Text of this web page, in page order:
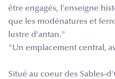
être engagés, l’enseigne
que les modénatures et
lustre d’antan."
"Un emplacement central,
Situé au coeur des Sables-